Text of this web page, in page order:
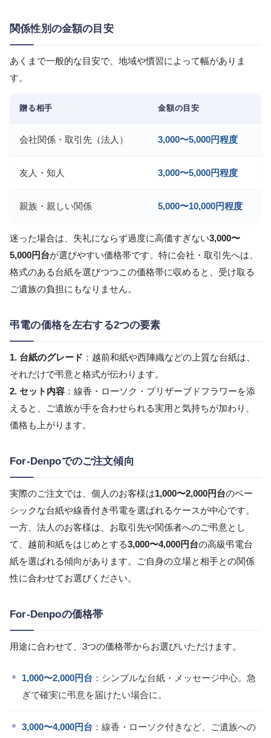
関係性別の金額の目安
あくまで一般的な目安で、地域や慣習によって幅がありま
す。
贈る相手 金額の目安
会社関係・取引先（法人） 3,000〜5,000円程度
友人・知人 3,000〜5,000円程度
親族・親しい関係 5,000〜10,000円程度
迷った場合は、失礼にならず過度に高価すぎない3,000〜
5,000円台が選びやすい価格帯です。特に会社・取引先へは、
格式のある台紙を選びつつこの価格帯に収めると、受け取る
ご遺族の負担にもなりません。
弔電の価格を左右する2つの要素
1. 台紙のグレード ：越前和紙や西陣織などの上質な台紙は、
それだけで弔意と格式が伝わります。
2. セット内容 ：線香・ローソク・プリザーブドフラワーを添
えると、ご遺族が手を合わせられる実用と気持ちが加わり、
価格も上がります。
For-Denpoでのご注文傾向
実際のご注文では、個人のお客様は1,000〜2,000円台のベー
シックな台紙や線香付き弔電を選ばれるケースが中心です。
一方、法人のお客様は、お取引先や関係者へのご弔意とし
て、越前和紙をはじめとする3,000〜4,000円台の高級弔電台
紙を選ばれる傾向があります。ご自身の立場と相手との関係
性に合わせてお選びください。
For-Denpoの価格帯
用途に合わせて、3つの価格帯からお選びいただけます。
1,000〜2,000円台 ：シンプルな台紙・メッセージ中心。急
ぎで確実に弔意を届けたい場合に。
3,000〜4,000円台 ：線香・ローソク付きなど、ご遺族への